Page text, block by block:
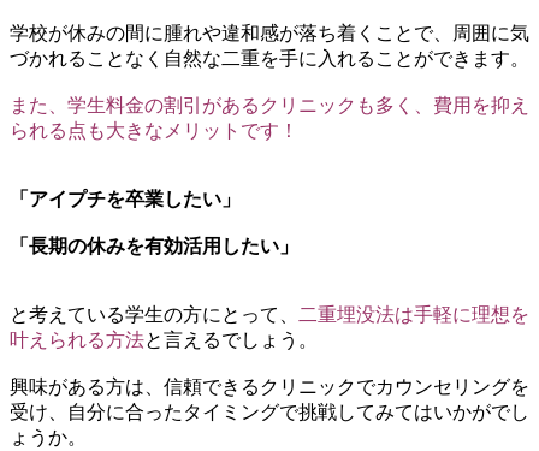
学校が休みの間に腫れや違和感が落ち着くことで、周囲に気
づかれることなく自然な二重を手に入れることができます。
また、学生料金の割引があるクリニックも多く、費用を抑え
られる点も大きなメリットです！
「アイプチを卒業したい」
「長期の休みを有効活用したい」
と考えている学生の方にとって、
二重埋没法は手軽に理想を
叶えられる方法と言えるでしょう。
興味がある方は、信頼できるクリニックでカウンセリングを
受け、自分に合ったタイミングで挑戦してみてはいかがでし
ょうか。